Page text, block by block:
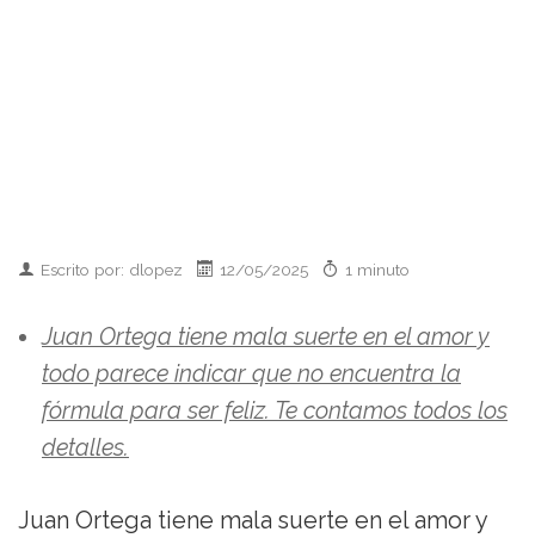
Escrito por: dlopez 12/05/2025 1 minuto
Juan Ortega tiene mala suerte en el amor y
todo parece indicar que no encuentra la
fórmula para ser feliz. Te contamos todos los
detalles.
Juan Ortega tiene mala suerte en el amor y